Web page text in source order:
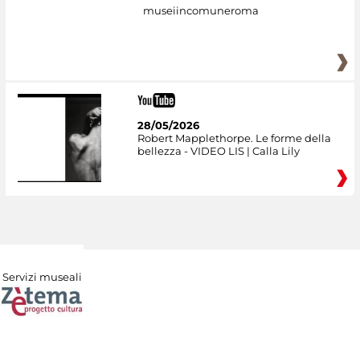
museiincomuneroma
28/05/2026
Robert Mapplethorpe. Le forme della
bellezza - VIDEO LIS | Calla Lily
Servizi museali